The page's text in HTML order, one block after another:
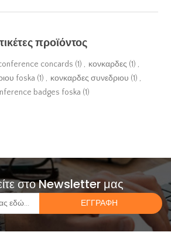
προϊόντος
concards (1) , κονκαρδες (1) ,
foska (1) , κονκαρδες συνεδριου (1) ,
badges foska (1)
στο Newsletter μας